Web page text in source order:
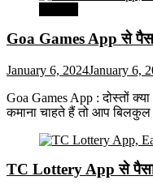
Goa Games App से
January 6, 2024January 6,
Goa Games App : दोस्तों
कमाना चाहते हैं तो आप बिलकुल
TC Lottery App से